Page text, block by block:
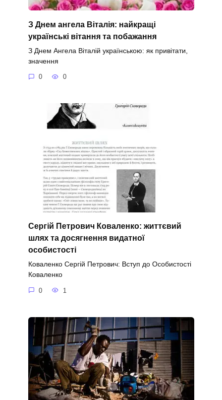
З Днем ангела Віталія: найкращі
українські вітання та побажання
З Днем Ангела Віталій українською: як привітати,
значення
0 0
Сергій Петрович Коваленко: життєвий
шлях та досягнення видатної
особистості
Коваленко Сергій Петрович: Вступ до Особистості
Коваленко
0 1